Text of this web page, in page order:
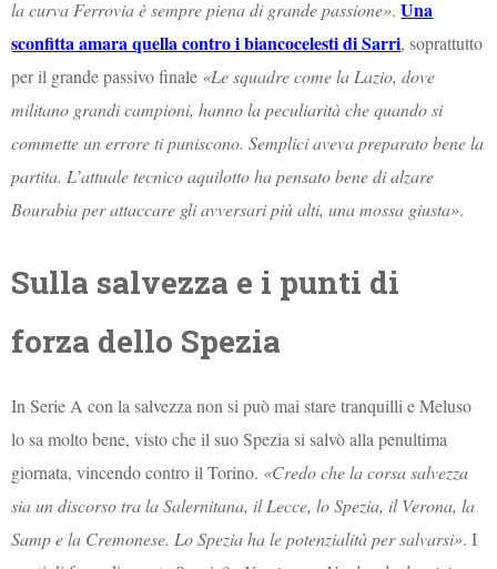
la curva Ferrovia è sempre piena di grande passione».Una
sconfitta amara quella contro i biancocelesti di Sarri, soprattutto
per il grande passivo finale «Le squadre come la Lazio, dove
militano grandi campioni, hanno la peculiarità che quando si
commette un errore ti puniscono. Semplici aveva preparato bene la
partita. L’attuale tecnico aquilotto ha pensato bene di alzare
Bourabia per attaccare gli avversari più alti, una mossa giusta».
Sulla salvezza e i punti di
forza dello Spezia
In Serie A con la salvezza non si può mai stare tranquilli e Meluso
lo sa molto bene, visto che il suo Spezia si salvò alla penultima
giornata, vincendo contro il Torino. «Credo che la corsa salvezza
sia un discorso tra la Salernitana, il Lecce, lo Spezia, il Verona, la
Samp e la Cremonese. Lo Spezia ha le potenzialità per salvarsi». I